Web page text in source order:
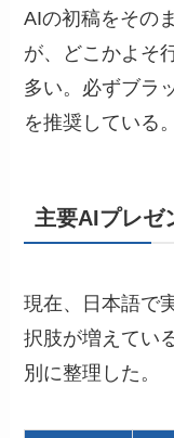
AIの初稿をその
が、どこかよそ
多い。必ずブラ
を推奨している。
主要AIプレゼ
現在、日本語で
択肢が増えてい
別に整理した。